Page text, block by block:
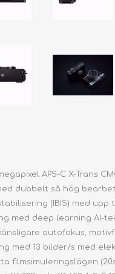
APS-C X-Trans
dubbelt så hög
(IBIS) med
med deep learning AI-
autofokus,
med 13 bilder/s med
filmsimuleringslägen